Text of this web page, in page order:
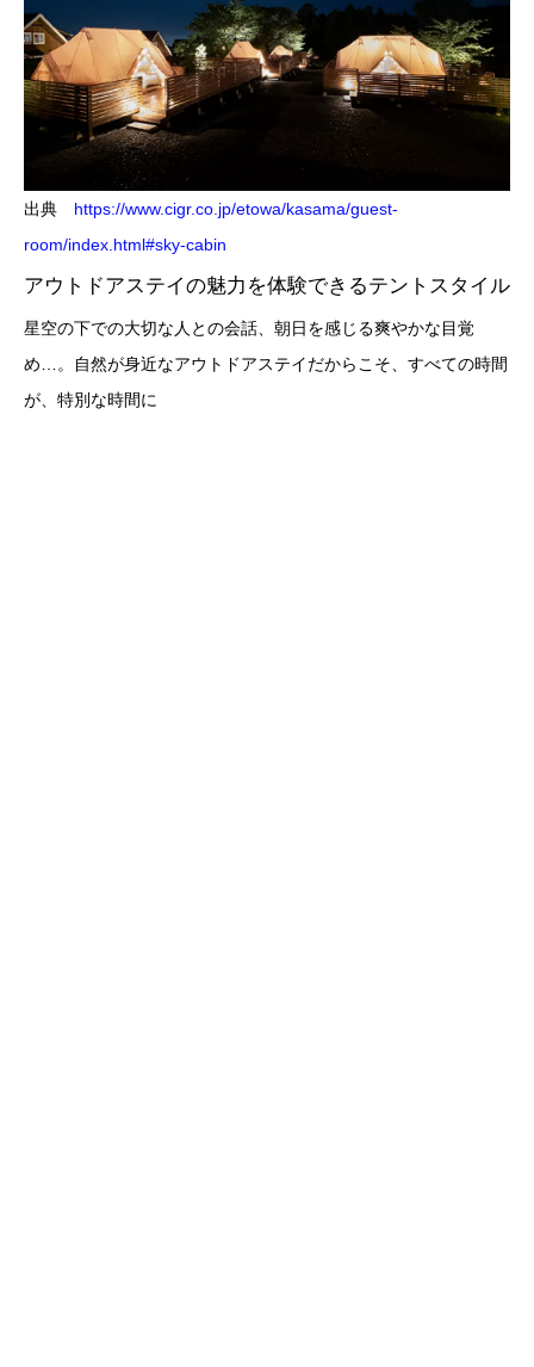
出典 https://www.cigr.co.jp/etowa/kasama/guest-
room/index.html#sky-cabin
アウトドアステイの魅力を体験できるテントスタイル
星空の下での大切な人との会話、朝日を感じる爽やかな目覚
め…。自然が身近なアウトドアステイだからこそ、すべての時間
が、特別な時間に